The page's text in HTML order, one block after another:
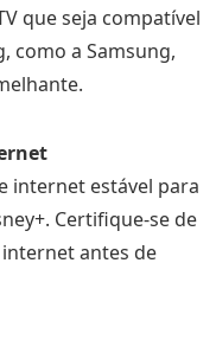
que seja compatível
como a Samsung,
internet estável para
Certifique-se de
internet antes de